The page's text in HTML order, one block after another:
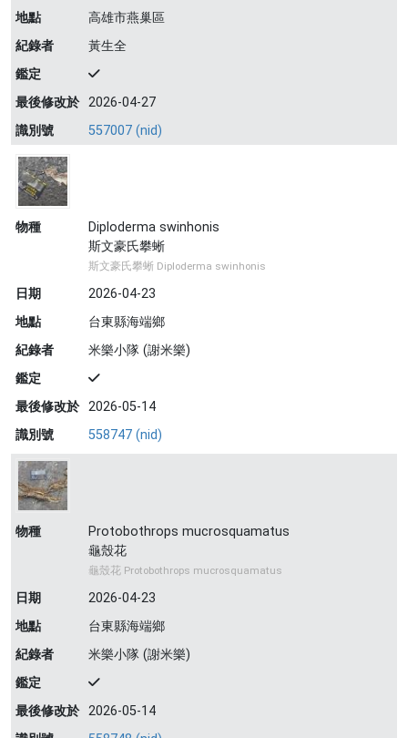
地點
高雄市燕巢區
紀錄者
黃生全
鑑定
最後修改於 2026-04-27
識別號
557007 (nid)
物種
Diploderma swinhonis
斯文豪氏攀蜥
斯文豪氏攀蜥 Diploderma swinhonis
日期
2026-04-23
地點
台東縣海端鄉
紀錄者
米樂小隊 (謝米樂)
鑑定
最後修改於 2026-05-14
識別號
558747 (nid)
物種
Protobothrops mucrosquamatus
龜殼花
龜殼花 Protobothrops mucrosquamatus
日期
2026-04-23
地點
台東縣海端鄉
紀錄者
米樂小隊 (謝米樂)
鑑定
最後修改於 2026-05-14